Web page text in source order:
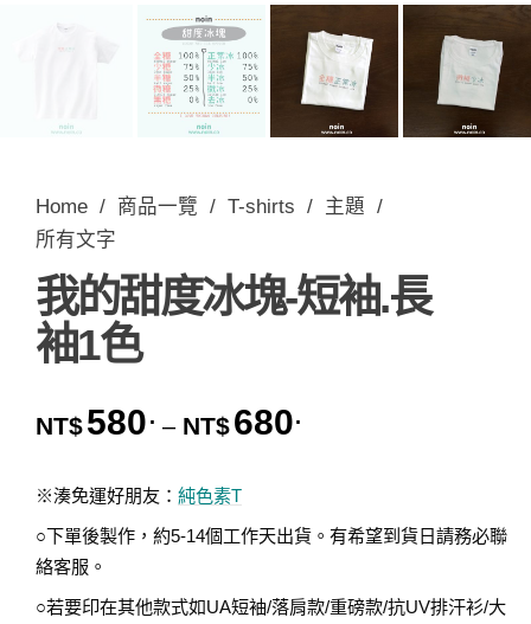
Home / 商品一覽 / T-shirts / 主題 /
所有文字
我的甜度冰塊-短袖.長
袖1色
NT$580 . – NT$680.
※湊免運好朋友： 純色素T
○下單後製作，約5-14個工作天出貨。有希望到貨日請務必聯
絡客服。
○若要印在其他款式如UA短袖/落肩款/重磅款/抗UV排汗衫/大